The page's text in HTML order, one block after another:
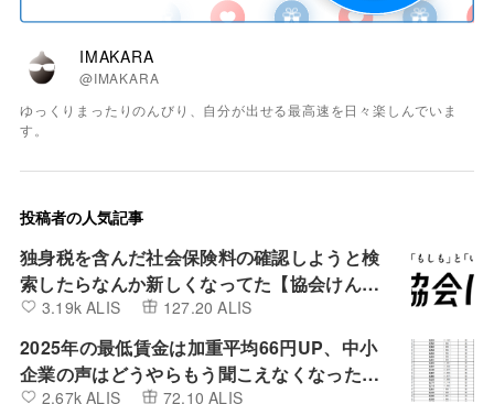
IMAKARA
@IMAKARA
ゆっくりまったりのんびり、自分が出せる最高速を日々楽しんでいま
す。
投稿者の人気記事
独身税を含んだ社会保険料の確認しようと検
索したらなんか新しくなってた【協会けん
ぽ】3.19k ALIS 127.20 ALIS
2025年の最低賃金は加重平均66円UP、中小
企業の声はどうやらもう聞こえなくなったよ
2.67k ALIS 72.10 ALIS